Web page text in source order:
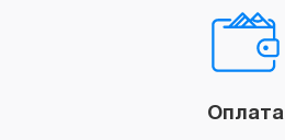
Оплата